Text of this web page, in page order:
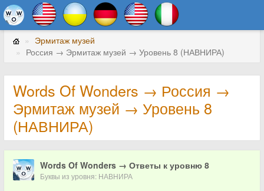
Эрмитаж музей
Россия → Эрмитаж музей → Уровень 8 (НАВНИРА)
Words Of Wonders → Россия →
Эрмитаж музей → Уровень 8
(НАВНИРА)
Words Of Wonders → Ответы к уровню 8
Буквы из уровня: НАВНИРА